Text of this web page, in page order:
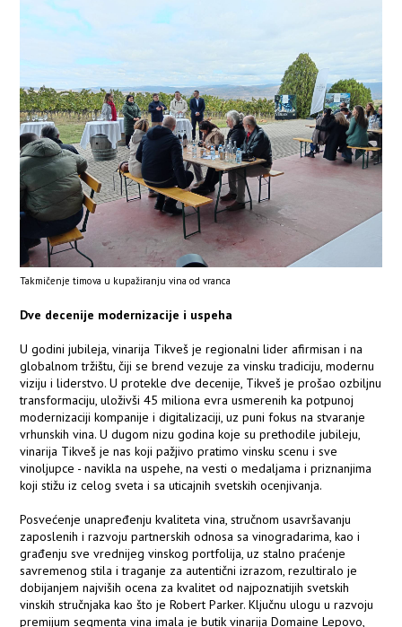
Takmičenje timova u kupažiranju vina od vranca
Dve decenije modernizacije i uspeha
U godini jubileja, vinarija Tikveš je regionalni lider afirmisan i na
globalnom tržištu, čiji se brend vezuje za vinsku tradiciju, modernu
viziju i liderstvo. U protekle dve decenije, Tikveš je prošao ozbiljnu
transformaciju, uloživši 45 miliona evra usmerenih ka potpunoj
modernizaciji kompanije i digitalizaciji, uz puni fokus na stvaranje
vrhunskih vina. U dugom nizu godina koje su prethodile jubileju,
vinarija Tikveš je nas koji pažjivo pratimo vinsku scenu i sve
vinoljupce - navikla na uspehe, na vesti o medaljama i priznanjima
koji stižu iz celog sveta i sa uticajnih svetskih ocenjivanja.
Posvećenje unapređenju kvaliteta vina, stručnom usavršavanju
zaposlenih i razvoju partnerskih odnosa sa vinogradarima, kao i
građenju sve vrednijeg vinskog portfolija, uz stalno praćenje
savremenog stila i traganje za autentični izrazom, rezultiralo je
dobijanjem najviših ocena za kvalitet od najpoznatijih svetskih
vinskih stručnjaka kao što je Robert Parker. Ključnu ulogu u razvoju
premijum segmenta vina imala je butik vinarija Domaine Lepovo,